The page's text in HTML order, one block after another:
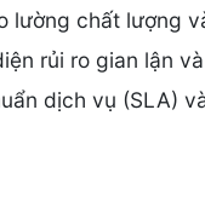
chất lượng
rủi ro gian lận
dịch vụ (SLA)